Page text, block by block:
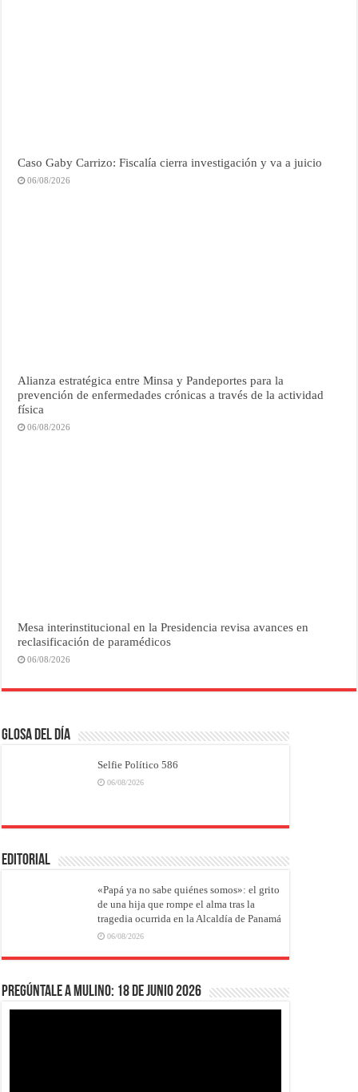
Caso Gaby Carrizo: Fiscalía cierra investigación y va a juicio
06/08/2026
Alianza estratégica entre Minsa y Pandeportes para la
prevención de enfermedades crónicas a través de la actividad
física
06/08/2026
Mesa interinstitucional en la Presidencia revisa avances en
reclasificación de paramédicos
06/08/2026
Glosa del Día
Selfie Político 586
06/08/2026
EDITORIAL
«Papá ya no sabe quiénes somos»: el grito
de una hija que rompe el alma tras la
tragedia ocurrida en la Alcaldía de Panamá
06/08/2026
Pregúntale a Mulino: 18 de junio 2026